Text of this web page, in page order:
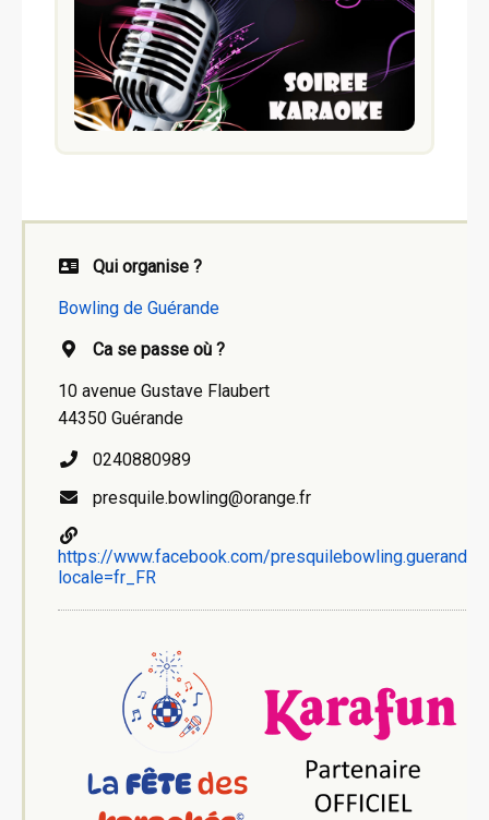
Qui organise ?
Bowling de Guérande
Ca se passe où ?
10 avenue Gustave Flaubert
44350 Guérande
0240880989
presquile.bowling@orange.fr
https://www.facebook.com/presquilebowling.guerande?
locale=fr_FR